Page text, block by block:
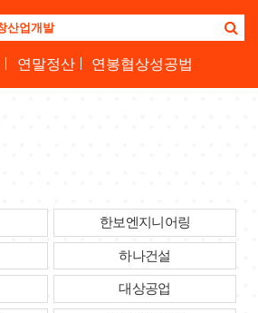
연말정산 연봉협상성공법
한보엔지니어링
하나건설
대상공업